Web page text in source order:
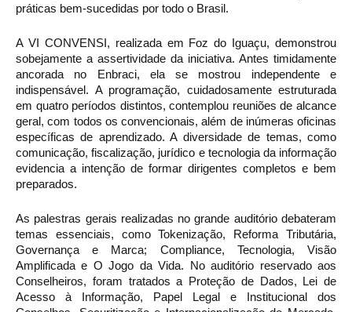
práticas bem-sucedidas por todo o Brasil.
A VI CONVENSI, realizada em Foz do Iguaçu, demonstrou
sobejamente a assertividade da iniciativa. Antes timidamente
ancorada no Enbraci, ela se mostrou independente e
indispensável. A programação, cuidadosamente estruturada
em quatro períodos distintos, contemplou reuniões de alcance
geral, com todos os convencionais, além de inúmeras oficinas
específicas de aprendizado. A diversidade de temas, como
comunicação, fiscalização, jurídico e tecnologia da informação
evidencia a intenção de formar dirigentes completos e bem
preparados.
As palestras gerais realizadas no grande auditório debateram
temas essenciais, como Tokenização, Reforma Tributária,
Governança e Marca; Compliance, Tecnologia, Visão
Amplificada e O Jogo da Vida. No auditório reservado aos
Conselheiros, foram tratados a Proteção de Dados, Lei de
Acesso à Informação, Papel Legal e Institucional dos